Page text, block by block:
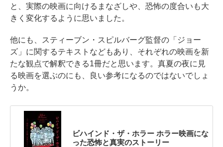
と、実際の映画に向けるまなざしや、恐怖の度合いも大
きく変化するように思いました。
他にも、スティーブン・スピルバーグ監督の「ジョー
ズ」に関するテキストなどもあり、それぞれの映画を新
たな観点で解釈できる1冊だと思います。真夏の夜に見
る映画を選ぶのにも、良い参考になるのではないでしょ
うか。
ビハインド・ザ・ホラー ホラー映画にな
った恐怖と真実のストーリー